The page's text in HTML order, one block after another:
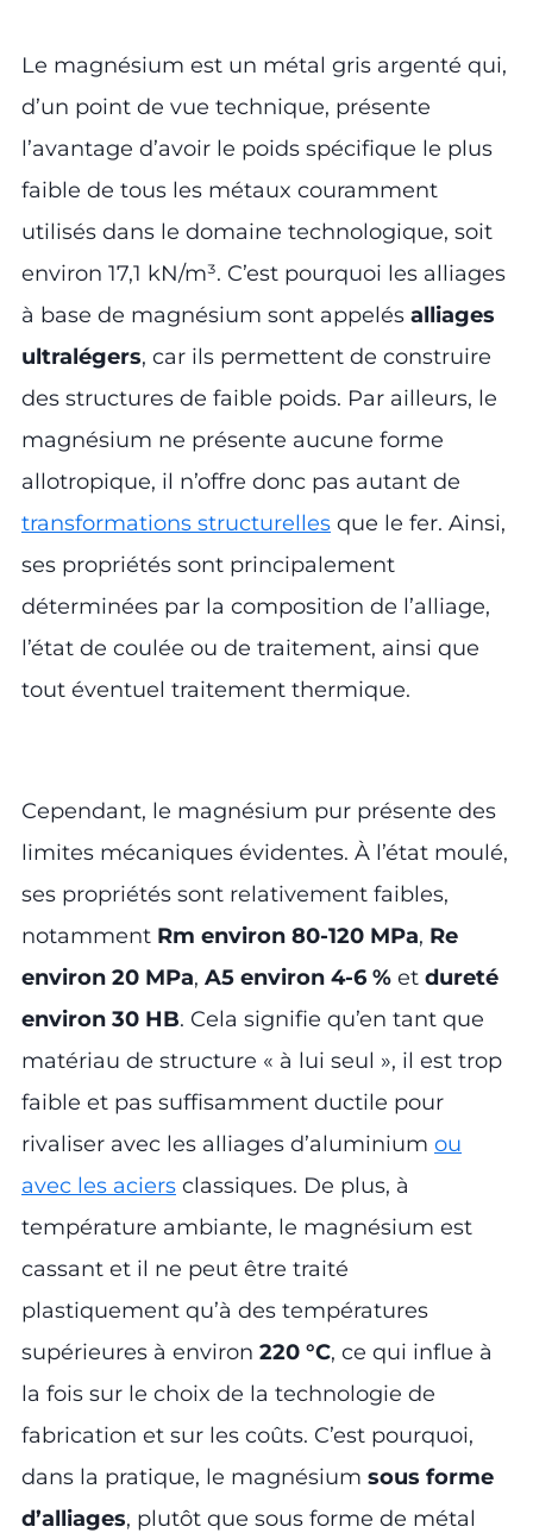
Le magnésium est un métal gris argenté qui,
d’un point de vue technique, présente
l’avantage d’avoir le poids spécifique le plus
faible de tous les métaux couramment
utilisés dans le domaine technologique, soit
environ 17,1 kN/m³. C’est pourquoi les alliages
à base de magnésium sont appelés alliages
ultralégers, car ils permettent de construire
des structures de faible poids. Par ailleurs, le
magnésium ne présente aucune forme
allotropique, il n’offre donc pas autant de
transformations structurelles que le fer. Ainsi,
ses propriétés sont principalement
déterminées par la composition de l’alliage,
l’état de coulée ou de traitement, ainsi que
tout éventuel traitement thermique.
Cependant, le magnésium pur présente des
limites mécaniques évidentes. À l’état moulé,
ses propriétés sont relativement faibles,
notamment Rm environ 80-120 MPa, Re
environ 20 MPa, A5 environ 4-6 % et dureté
environ 30 HB. Cela signifie qu’en tant que
matériau de structure « à lui seul », il est trop
faible et pas suffisamment ductile pour
rivaliser avec les alliages d’aluminium ou
avec les aciers classiques. De plus, à
température ambiante, le magnésium est
cassant et il ne peut être traité
plastiquement qu’à des températures
supérieures à environ 220 °C, ce qui influe à
la fois sur le choix de la technologie de
fabrication et sur les coûts. C’est pourquoi,
dans la pratique, le magnésium sous forme
d’alliages, plutôt que sous forme de métal